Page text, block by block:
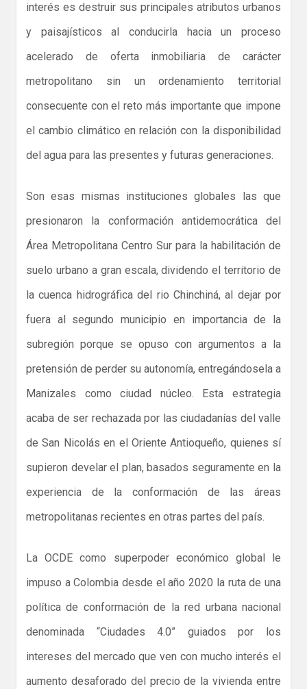
interés es destruir sus principales atributos urbanos
y paisajísticos al conducirla hacia un proceso
acelerado de oferta inmobiliaria de carácter
metropolitano sin un ordenamiento territorial
consecuente con el reto más importante que impone
el cambio climático en relación con la disponibilidad
del agua para las presentes y futuras generaciones.
Son esas mismas instituciones globales las que
presionaron la conformación antidemocrática del
Área Metropolitana Centro Sur para la habilitación de
suelo urbano a gran escala, dividendo el territorio de
la cuenca hidrográfica del rio Chinchiná, al dejar por
fuera al segundo municipio en importancia de la
subregión porque se opuso con argumentos a la
pretensión de perder su autonomía, entregándosela a
Manizales como ciudad núcleo. Esta estrategia
acaba de ser rechazada por las ciudadanías del valle
de San Nicolás en el Oriente Antioqueño, quienes sí
supieron develar el plan, basados seguramente en la
experiencia de la conformación de las áreas
metropolitanas recientes en otras partes del país.
La OCDE como superpoder económico global le
impuso a Colombia desde el año 2020 la ruta de una
política de conformación de la red urbana nacional
denominada “Ciudades 4.0” guiados por los
intereses del mercado que ven con mucho interés el
aumento desaforado del precio de la vivienda entre